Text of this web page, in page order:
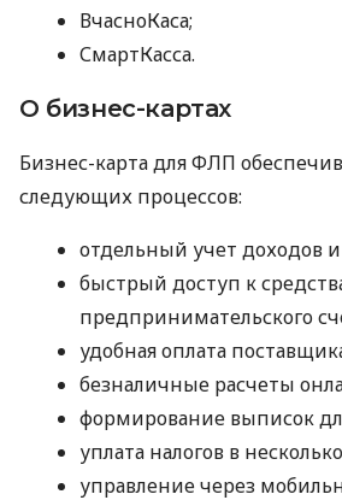
ВчасноКаса;
СмартКасса.
О бизнес-картах
Бизнес-карта для ФЛП
следующих процессов:
отдельный учет доходов и
быстрый доступ к
предпринимательского
удобная оплата
безналичные расчеты
формирование выписок
уплата налогов в
управление через